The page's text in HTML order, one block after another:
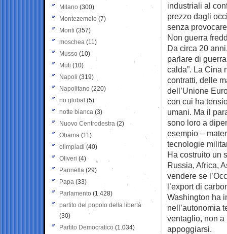
industriali al
prezzo dagli
senza
Non guerra
Da circa 20
parlare di
calda”. La Cina
contratti, delle
dell’Unione
con cui ha
umani. Ma il
sono loro a
esempio –
tecnologie
Ha costruito un
Russia, Africa,
vendere se
l’export di
Washington ha
nell’autonomia
ventaglio, non a
appoggiarsi.
Milano (300)
Montezemolo (7)
Monti (357)
moschea (11)
Musso (10)
Muti (10)
Napoli (319)
Napolitano (220)
no global (5)
notte bianca (3)
Nuovo Centrodestra (2)
Obama (11)
olimpiadi (40)
Oliveri (4)
Pannella (29)
Papa (33)
Parlamento (1.428)
partito del popolo della libertà
(30)
Partito Democratico (1.034)